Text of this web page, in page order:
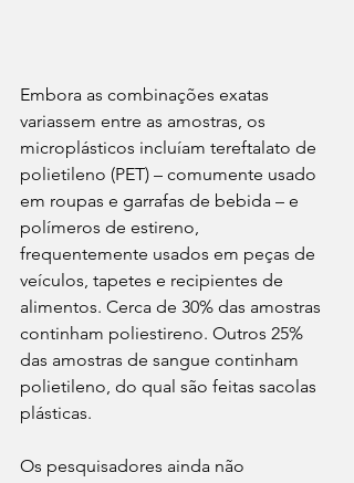
Embora as combinações exatas
variassem entre as amostras, os
microplásticos incluíam tereftalato de
polietileno (PET) – comumente usado
em roupas e garrafas de bebida – e
polímeros de estireno,
frequentemente usados ​​em peças de
veículos, tapetes e recipientes de
alimentos. Cerca de 30% das amostras
continham poliestireno. Outros 25%
das amostras de sangue continham
polietileno, do qual são feitas sacolas
plásticas.
Os pesquisadores ainda não